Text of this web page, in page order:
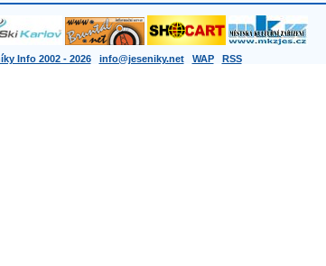
Info 2002 - 2026 info@jeseniky.net WAP RSS